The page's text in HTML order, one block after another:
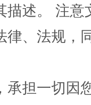
描述。 注
律、法规，
承担一切因